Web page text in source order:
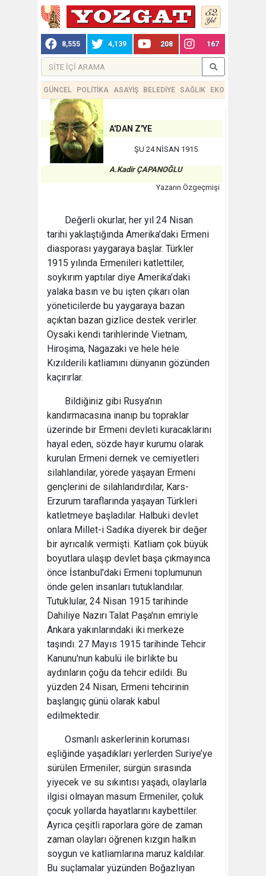
8,555 4,139 208 167
GÜNCEL POLİTİKA ASAYİŞ BELEDİYE SAĞLIK EKONOMİ
A'DAN Z'YE
ŞU 24 NİSAN 1915
A.Kadir ÇAPANOĞLU
Yazarın Özgeçmişi
Değerli okurlar, her yıl 24 Nisan
tarihi yaklaştığında Amerika’daki Ermeni
diasporası yaygaraya başlar. Türkler
1915 yılında Ermenileri katlettiler,
soykırım yaptılar diye Amerika’daki
yalaka basın ve bu işten çıkarı olan
yöneticilerde bu yaygaraya bazan
açıktan bazan gizlice destek verirler.
Oysaki kendi tarihlerinde Vietnam,
Hiroşima, Nagazaki ve hele hele
Kızılderili katliamını dünyanın gözünden
kaçırırlar.
Bildiğiniz gibi Rusya’nın
kandırmacasına inanıp bu topraklar
üzerinde bir Ermeni devleti kuracaklarını
hayal eden, sözde hayır kurumu olarak
kurulan Ermeni dernek ve cemiyetleri
silahlandılar, yörede yaşayan Ermeni
gençlerini de silahlandırdılar, Kars-
Erzurum taraflarında yaşayan Türkleri
katletmeye başladılar. Halbuki devlet
onlara Millet-i Sadıka diyerek bir değer
bir ayrıcalık vermişti. Katliam çok büyük
boyutlara ulaşıp devlet başa çıkmayınca
önce İstanbul'daki Ermeni toplumunun
önde gelen insanları tutuklandılar.
Tutuklular, 24 Nisan 1915 tarihinde
Dahiliye Nazırı Talat Paşa'nın emriyle
Ankara yakınlarındaki iki merkeze
taşındı. 27 Mayıs 1915 tarihinde Tehcir
Kanunu'nun kabulü ile birlikte bu
aydınların çoğu da tehcir edildi. Bu
yüzden 24 Nisan, Ermeni tehcirinin
başlangıç günü olarak kabul
edilmektedir.
Osmanlı askerlerinin koruması
eşliğinde yaşadıkları yerlerden Suriye’ye
sürülen Ermeniler; sürgün sırasında
yiyecek ve su sıkıntısı yaşadı, olaylarla
ilgisi olmayan masum Ermeniler, çoluk
çocuk yollarda hayatlarını kaybettiler.
Ayrıca çeşitli raporlara göre de zaman
zaman olayları öğrenen kızgın halkın
soygun ve katliamlarına maruz kaldılar.
Bu suçlamalar yüzünden Boğazlıyan